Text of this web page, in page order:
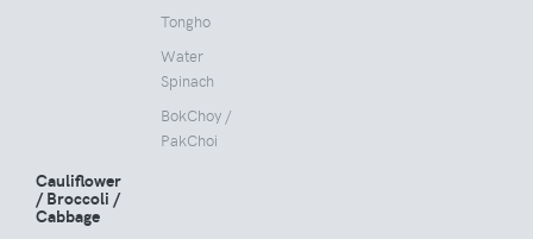
Tongho
Water
Spinach
BokChoy /
PakChoi
Cauliflower
/ Broccoli /
Cabbage